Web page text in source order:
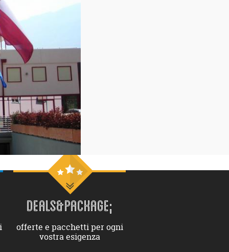
DEALS&PACKAGE;
offerte e pacchetti per ogni
vostra esigenza